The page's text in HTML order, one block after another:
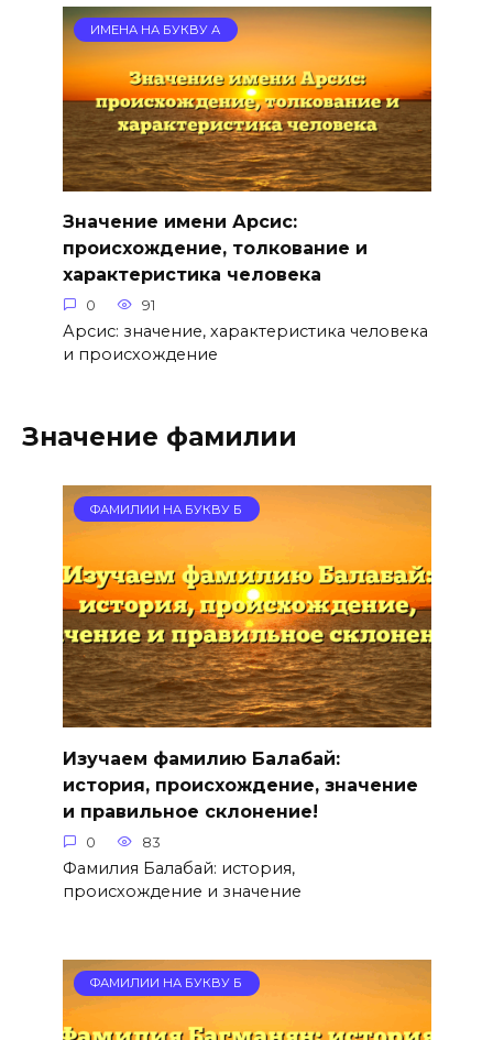
ИМЕНА НА БУКВУ А
Значение имени Арсис:
происхождение, толкование и
характеристика человека
0 91
Арсис: значение, характеристика человека
и происхождение
Значение фамилии
ФАМИЛИИ НА БУКВУ Б
Изучаем фамилию Балабай:
история, происхождение, значение
и правильное склонение!
0 83
Фамилия Балабай: история,
происхождение и значение
ФАМИЛИИ НА БУКВУ Б